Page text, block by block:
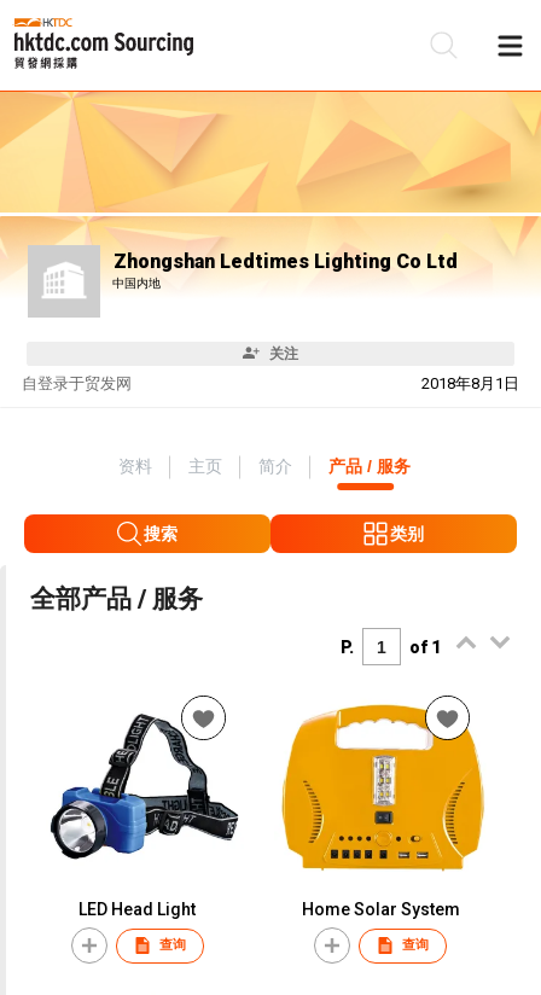
Zhongshan Ledtimes Lighting Co Ltd
中国内地
关注
自 2018年8月1日
登录于贸发网
资料 主页 简介 产品 / 服务
搜索 类别
全部产品 / 服务
P. of 1
LED Head Light
查询
Home Solar System
查询